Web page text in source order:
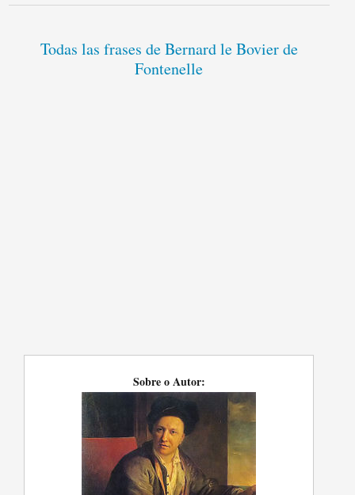
Todas las frases de Bernard le Bovier de
Fontenelle
Sobre o Autor: